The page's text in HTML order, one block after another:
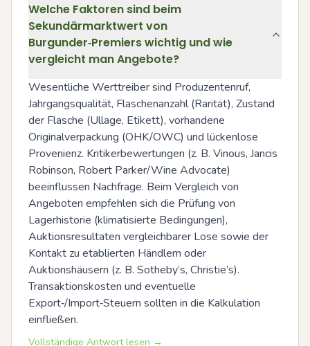
Welche Faktoren sind beim
Sekundärmarktwert von
Burgunder‑Premiers wichtig und wie
vergleicht man Angebote?
Wesentliche Werttreiber sind Produzentenruf,
Jahrgangsqualität, Flaschenanzahl (Rarität), Zustand
der Flasche (Ullage, Etikett), vorhandene
Originalverpackung (OHK/OWC) und lückenlose
Provenienz. Kritikerbewertungen (z. B. Vinous, Jancis
Robinson, Robert Parker/Wine Advocate)
beeinflussen Nachfrage. Beim Vergleich von
Angeboten empfehlen sich die Prüfung von
Lagerhistorie (klimatisierte Bedingungen),
Auktionsresultaten vergleichbarer Lose sowie der
Kontakt zu etablierten Händlern oder
Auktionshäusern (z. B. Sotheby’s, Christie’s).
Transaktionskosten und eventuelle
Export‑/Import‑Steuern sollten in die Kalkulation
einfließen.
Vollständige Antwort lesen →